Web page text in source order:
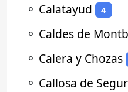
⚬ Calatayud 4
⚬ Caldes de
⚬ Calera y Chozas
⚬ Callosa de